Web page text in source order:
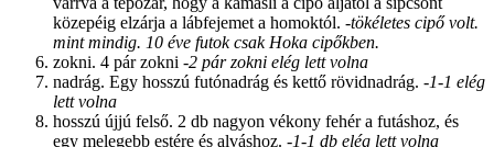
közepéig elzárja a lábfejemet a homoktól. -tökéletes cipő volt.
mint mindig. 10 éve futok csak Hoka cipőkben.
zokni. 4 pár zokni -2 pár zokni elég lett volna
nadrág. Egy hosszú futónadrág és kettő rövidnadrág. -1-1 elég
lett volna
hosszú újjú felső. 2 db nagyon vékony fehér a futáshoz, és
egy melegebb estére és alváshoz. -1-1 db elég lett volna